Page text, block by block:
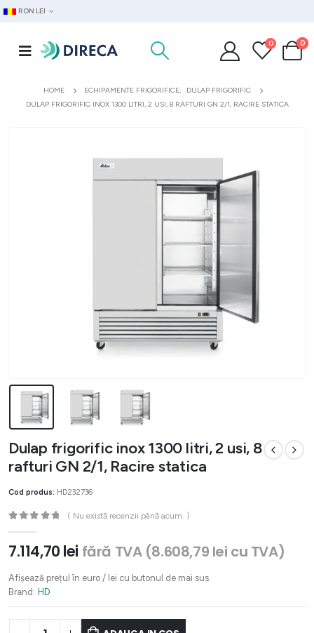
RON LEI
0 0
HOME ECHIPAMENTE FRIGORIFICE,
DULAP FRIGORIFIC
DULAP FRIGORIFIC INOX 1300 LITRI, 2 USI, 8 RAFTURI GN 2/1, RACIRE STATICA
Dulap frigorific inox 1300 litri, 2 usi, 8
rafturi GN 2/1, Racire statica
Cod produs: HD232736
( Nu există recenzii până acum. )
7.114,70 lei fără TVA (8.608,79 lei cu TVA)
Afișează prețul în euro / lei cu butonul de mai sus
Brand: HD